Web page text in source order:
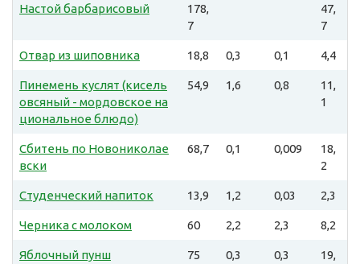
Настой барбарисовый
178,
7
47,
7
Отвар из шиповника 18,8 0,3 0,1 4,4
Пинемень куслят (кисель
овсяный - мордовское на
циональное блюдо)
54,9 1,6 0,8
11,
1
Сбитень по Новониколае
вски
68,7 0,1 0,009
18,
2
Студенческий напиток 13,9 1,2 0,03 2,3
Черника с молоком 60 2,2 2,3 8,2
Яблочный пунш 75 0,3 0,3
19,